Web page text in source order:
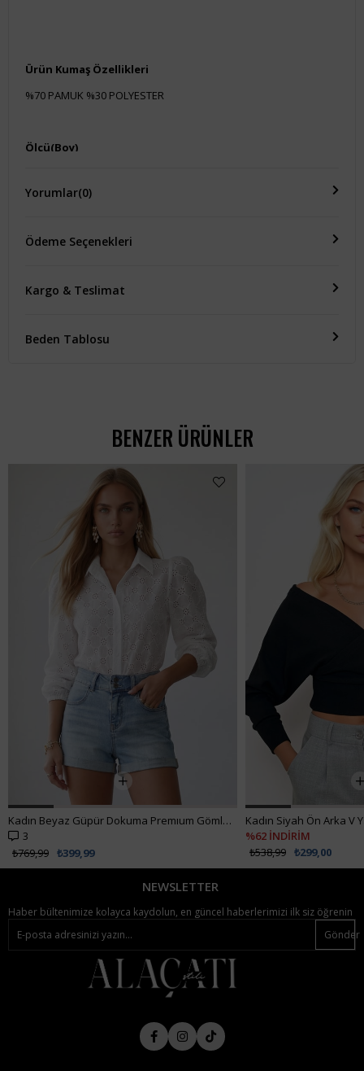
Ürün Kumaş Özellikleri
%70 PAMUK %30 POLYESTER
Ölçü(Boy)
Yorumlar(0)
Ödeme Seçenekleri
Kargo & Teslimat
Beden Tablosu
BENZER ÜRÜNLER
Kadın Siyah Ön Arka V Yaka Kruvaze Bluz ALC-019-053-BLZ
%62 İNDİRİM
₺299,00
₺538,99
Kadın Siyah Crop
₺907,99
NEWSLETTER
Haber bültenimize kolayca kaydolun, en güncel haberlerimizi ilk siz öğrenin
Gönder